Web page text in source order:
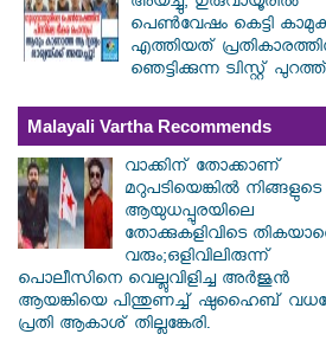
പെൺവേഷം കെട്ടി
എത്തിയത്
ഞെട്ടിക്കുന്ന ട്വിസ്റ്റ്
Malayali Vartha Recommends
വാക്കിന് തോക്കാണ്
മറുപടിയെങ്കിൽ നിങ്ങളുടെ
ആയുധപ്പുരയിലെ
തോക്കുകളിവിടെ
വരും;ഒളിവിലിരുന്ന്
പൊലീസിനെ വെല്ലുവിളിച്ച അർജുൻ
ആയങ്കിയെ പിന്തുണച്ച് ഷുഹൈബ്
പ്രതി ആകാശ് തില്ലങ്കേരി.